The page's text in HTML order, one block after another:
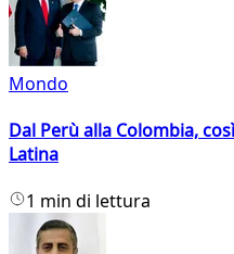
Mondo
Dal Perù alla Colombia,
Latina
1 min di lettura